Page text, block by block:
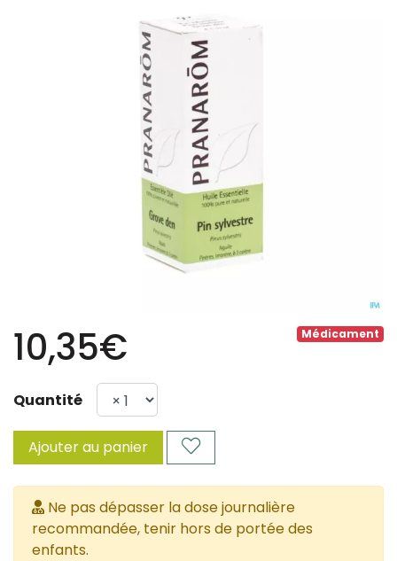
Médicament
10,35€
Quantité
Ajouter au panier
Ne pas dépasser la dose journalière
recommandée, tenir hors de portée des
enfants.